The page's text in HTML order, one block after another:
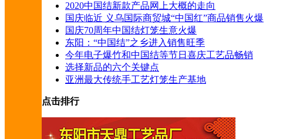
2020中国结新款产品网上大概的走向
国庆临近 义乌国际商贸城“中国红”商品销售火爆
国庆70周年中国结灯笼生意火爆
东阳：“中国结”之乡进入销售旺季
今年电子爆竹和中国结等节日喜庆工艺品畅销
选择新品的六个关键点
亚洲最大传统手工艺灯笼生产基地
点击排行